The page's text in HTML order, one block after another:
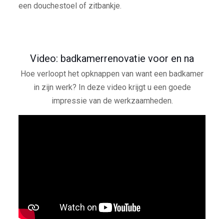
een douchestoel of zitbankje.
Video: badkamerrenovatie voor en na
Hoe verloopt het opknappen van want een badkamer
in zijn werk? In deze video krijgt u een goede
impressie van de werkzaamheden.